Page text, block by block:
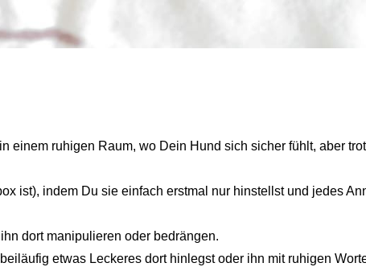
einem ruhigen Raum, wo Dein Hund sich sicher fühlt, aber
ist), indem Du sie einfach erstmal nur hinstellst und jedes
dort manipulieren oder bedrängen.
etwas Leckeres dort hinlegst oder ihn mit ruhigen